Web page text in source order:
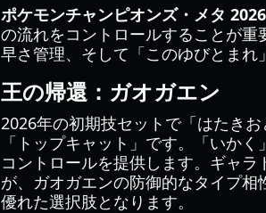
ポケモンチャンピオンズ・メタ
の流れをコントロールすることが
早さ管理、そして「このゆびとまれ
王の帰還：ガオガエン
2026年の初期技セットで「はたき
「トップキャット」です。「いか
コントロールを提供します。ギャ
が、ガオガエンの防御的なタイプ
優れた選択肢となります。